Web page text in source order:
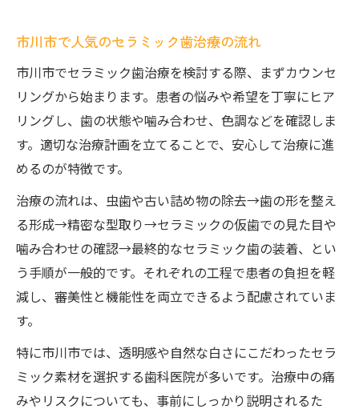
市川市で人気のセラミック歯治療の流れ
市川市でセラミック歯治療を検討する際、まずカウンセ
リングから始まります。患者の悩みや希望を丁寧にヒア
リングし、歯の状態や噛み合わせ、色調などを確認しま
す。適切な治療計画を立てることで、安心して治療に進
めるのが特徴です。
治療の流れは、虫歯や古い詰め物の除去→歯の形を整え
る形成→精密な型取り→セラミックの仮歯での見た目や
噛み合わせの確認→最終的なセラミック歯の装着、とい
う手順が一般的です。それぞれの工程で患者の負担を軽
減し、審美性と機能性を両立できるよう配慮されていま
す。
特に市川市では、透明感や自然な白さにこだわったセラ
ミック素材を選択する歯科医院が多いです。治療中の痛
みやリスクについても、事前にしっかり説明されるた